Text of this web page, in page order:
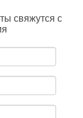
свяжутся с